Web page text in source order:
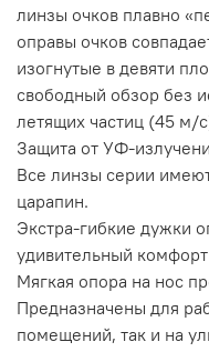
линзы очков плавно
оправы очков
изогнутые в девяти
свободный обзор без
летящих частиц (45 м/
Защита от УФ-
Все линзы серии
царапин.
Экстра-гибкие дужки
удивительный
Мягкая опора на нос
Предназначены для
помещений, так и на